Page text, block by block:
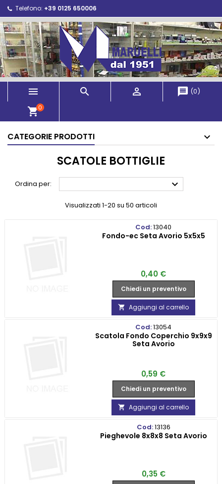
Telefono: +39 0125 650006
   message (0)
shopping_cart0
CATEGORIE PRODOTTI
SCATOLE BOTTIGLIE
Ordina per: 
Visualizzati 1-20 su 50 articoli
Cod:13040
Fondo-ec Seta Avorio 5x5x5
Prezzo
0,40 €
Chiedi un preventivo
 Aggiungi al carrello
Cod:13054
Scatola Fondo Coperchio 9x9x9
Seta Avorio
Prezzo
0,59 €
Chiedi un preventivo
 Aggiungi al carrello
Cod:13136
Pieghevole 8x8x8 Seta Avorio
Prezzo
0,35 €